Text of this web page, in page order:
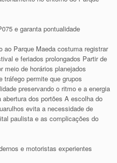
e garanta pontualidade
ao Parque Maeda costuma registrar
e feriados prolongados Partir de
meio de horários planejados
tráfego permite que grupos
preservando o ritmo e a energia
dos portões A escolha do
evita a necessidade de
paulista e as complicações do
e motoristas experientes